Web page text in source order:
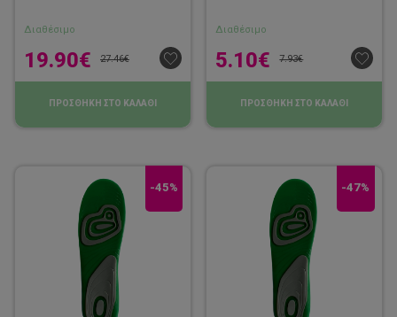
Διαθέσιμο
27.46€
19.90€
ΠΡΟΣΘΗΚΗ ΣΤΟ ΚΑΛΑΘΙ
Διαθέσιμο
7.93€
5.10€
ΠΡΟΣΘΗΚΗ ΣΤΟ ΚΑΛΑΘΙ
-45% -47%